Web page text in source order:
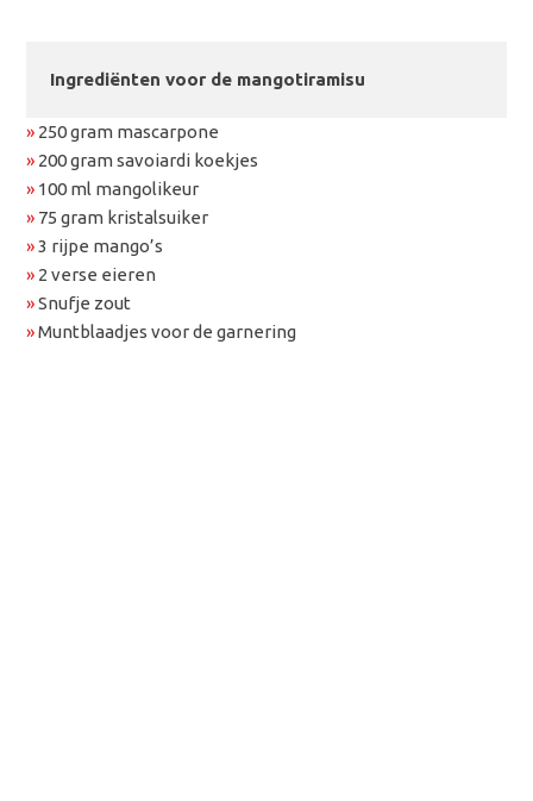
Ingrediënten voor de mangotiramisu
» 250 gram mascarpone
» 200 gram savoiardi koekjes
» 100 ml mangolikeur
» 75 gram kristalsuiker
»3 rijpe mango’s
» 2 verse eieren
»Snufje zout
»Muntblaadjes voor de garnering